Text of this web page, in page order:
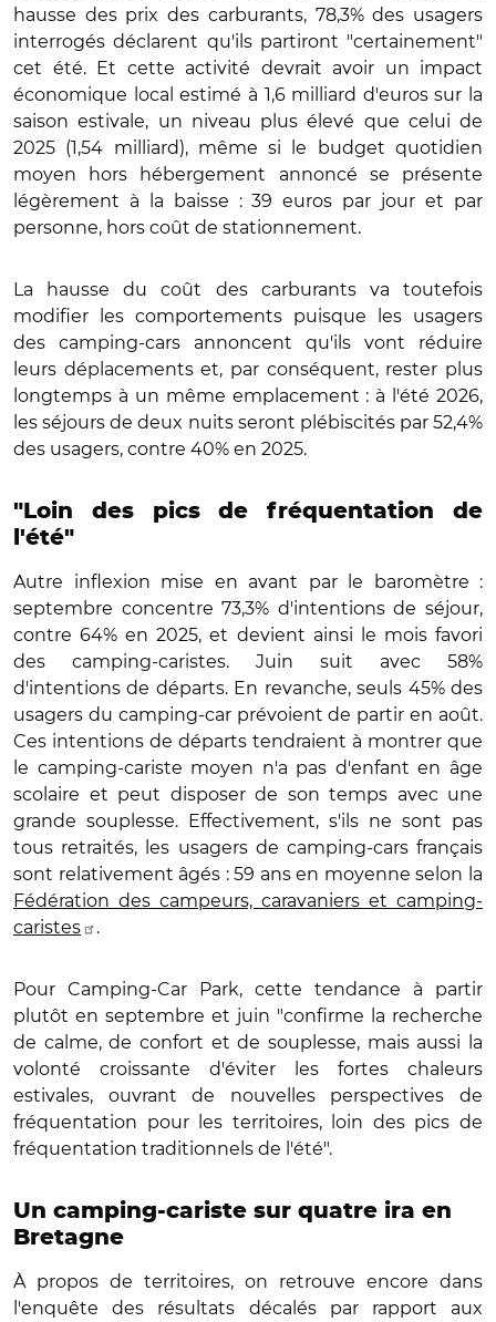
hausse des prix des carburants, 78,3% des usagers
interrogés déclarent qu'ils partiront "certainement"
cet été. Et cette activité devrait avoir un impact
économique local estimé à 1,6 milliard d'euros sur la
saison estivale, un niveau plus élevé que celui de
2025 (1,54 milliard), même si le budget quotidien
moyen hors hébergement annoncé se présente
légèrement à la baisse : 39 euros par jour et par
personne, hors coût de stationnement.
La hausse du coût des carburants va toutefois
modifier les comportements puisque les usagers
des camping-cars annoncent qu'ils vont réduire
leurs déplacements et, par conséquent, rester plus
longtemps à un même emplacement : à l'été 2026,
les séjours de deux nuits seront plébiscités par 52,4%
des usagers, contre 40% en 2025.
"Loin des pics de fréquentation de
l'été"
Autre inflexion mise en avant par le baromètre :
septembre concentre 73,3% d'intentions de séjour,
contre 64% en 2025, et devient ainsi le mois favori
des camping-caristes. Juin suit avec 58%
d'intentions de départs. En revanche, seuls 45% des
usagers du camping-car prévoient de partir en août.
Ces intentions de départs tendraient à montrer que
le camping-cariste moyen n'a pas d'enfant en âge
scolaire et peut disposer de son temps avec une
grande souplesse. Effectivement, s'ils ne sont pas
tous retraités, les usagers de camping-cars français
sont relativement âgés : 59 ans en moyenne selon la
Fédération des campeurs, caravaniers et camping-
caristes
.
Pour Camping-Car Park, cette tendance à partir
plutôt en septembre et juin "confirme la recherche
de calme, de confort et de souplesse, mais aussi la
volonté croissante d'éviter les fortes chaleurs
estivales, ouvrant de nouvelles perspectives de
fréquentation pour les territoires, loin des pics de
fréquentation traditionnels de l'été".
Un camping-cariste sur quatre ira en
Bretagne
À propos de territoires, on retrouve encore dans
l'enquête des résultats décalés par rapport aux